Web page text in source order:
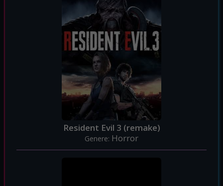
Resident Evil 3 (remake)
Genere: Horror